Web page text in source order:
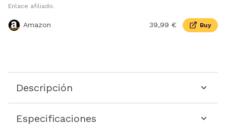
Enlace afiliado.
Amazon 39,99 € Buy
Descripción
Especificaciones